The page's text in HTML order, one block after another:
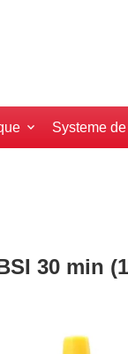
Systeme
30 min